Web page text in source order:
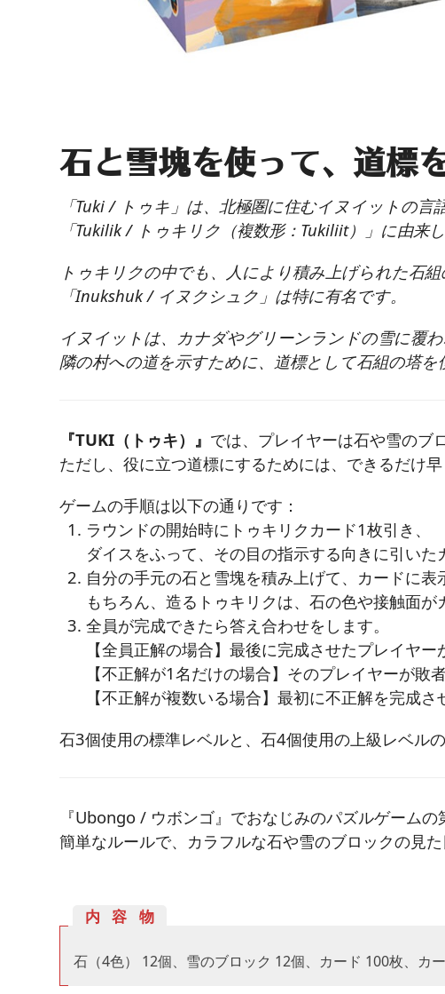
石と雪塊を使って、道標
「Tuki / トゥキ」は、北極圏に住むイヌイットの言
「Tukilik / トゥキリク（複数形：Tukiliit）」に由来
トゥキリクの中でも、人により積み上げられた石組
「Inukshuk / イヌクシュク」は特に有名です。
イヌイットは、カナダやグリーンランドの雪に覆
隣の村への道を示すために、道標として石組の塔を
『TUKI（トゥキ）』 では、プレイヤーは石や雪の
ただし、役に立つ道標にするためには、できるだけ
ゲームの手順は以下の通りです：
ラウンドの開始時にトゥキリクカード1枚引き、
ダイスをふって、その目の指示する向きに引いた
自分の手元の石と雪塊を積み上げて、カードに表
もちろん、造るトゥキリクは、石の色や接触面
全員が完成できたら答え合わせをします。
【全員正解の場合】最後に完成させたプレイヤー
【不正解が1名だけの場合】そのプレイヤーが敗者
【不正解が複数いる場合】最初に不正解を完成
石3個使用の標準レベルと、石4個使用の上級レベル
『Ubongo / ウボンゴ』でおなじみのパズルゲーム
簡単なルールで、カラフルな石や雪のブロックの見
内容物
石（4色） 12個、雪のブロック 12個、カード 100枚、カ